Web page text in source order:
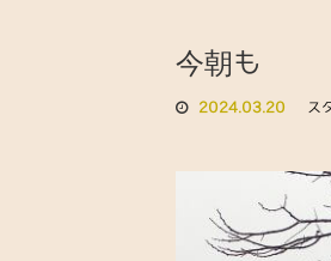
今朝も
2024.03.20 ス